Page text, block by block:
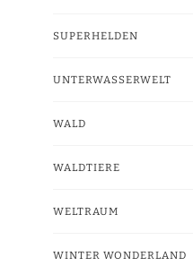
SUPERHELDEN
UNTERWASSERWELT
WALD
WALDTIERE
WELTRAUM
WINTER WONDERLAND